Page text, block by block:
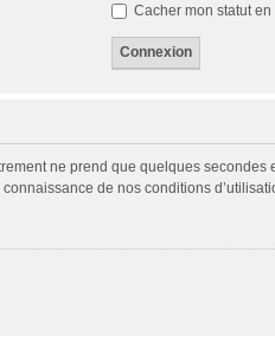
Cacher mon statut
ne prend que quelques
de nos conditions